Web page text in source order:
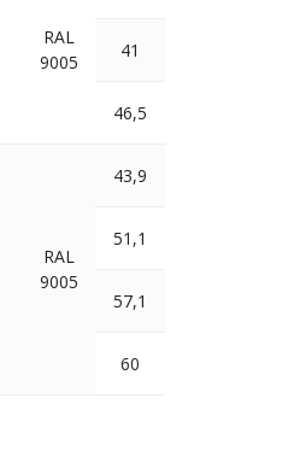
RAL
9005
41
46,5
RAL
9005
43,9
51,1
57,1
60